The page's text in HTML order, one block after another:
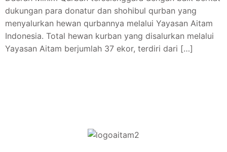
dukungan para donatur dan shohibul qurban yang
menyalurkan hewan qurbannya melalui Yayasan Aitam
Indonesia. Total hewan kurban yang disalurkan melalui
Yayasan Aitam berjumlah 37 ekor, terdiri dari […]